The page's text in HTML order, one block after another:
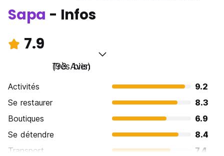
Sapa - Infos
7.9
Très bien
(93 Avis)
Activités
9.2
Se restaurer
8.3
Boutiques
6.9
Se détendre
8.4
Transport
7.4